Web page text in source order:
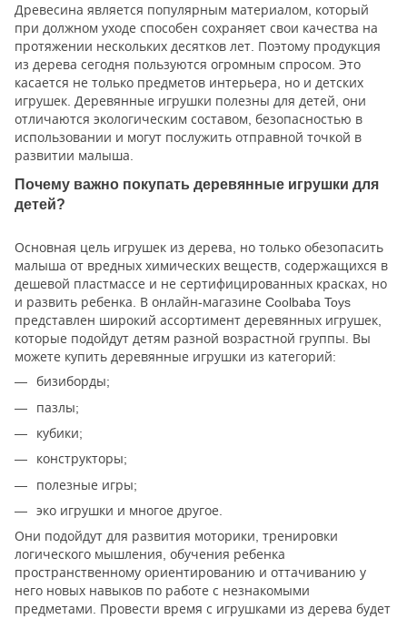
Древесина является популярным материалом, который
при должном уходе способен сохраняет свои качества на
протяжении нескольких десятков лет. Поэтому продукция
из дерева сегодня пользуются огромным спросом. Это
касается не только предметов интерьера, но и детских
игрушек. Деревянные игрушки полезны для детей, они
отличаются экологическим составом, безопасностью в
использовании и могут послужить отправной точкой в
развитии малыша.
Почему важно покупать деревянные игрушки для
детей?
Основная цель игрушек из дерева, но только обезопасить
малыша от вредных химических веществ, содержащихся в
дешевой пластмассе и не сертифицированных красках, но
и развить ребенка. В онлайн-магазине Coolbaba Toys
представлен широкий ассортимент деревянных игрушек,
которые подойдут детям разной возрастной группы. Вы
можете купить деревянные игрушки из категорий:
бизиборды;
пазлы;
кубики;
конструкторы;
полезные игры;
эко игрушки и многое другое.
Они подойдут для развития моторики, тренировки
логического мышления, обучения ребенка
пространственному ориентированию и оттачиванию у
него новых навыков по работе с незнакомыми
предметами. Провести время с игрушками из дерева будет